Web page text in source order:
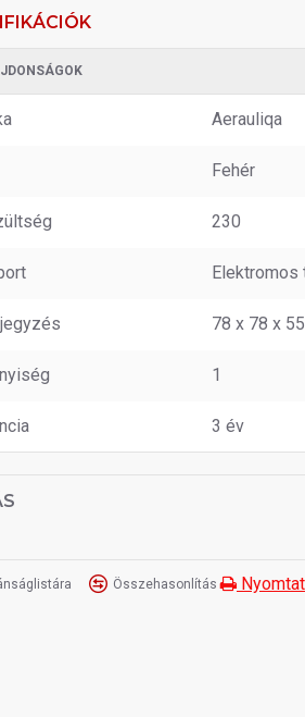
Aerauliqa
Fehér
230
Elektromos
78 x 78 x
1
3 év
Összehasonlítás